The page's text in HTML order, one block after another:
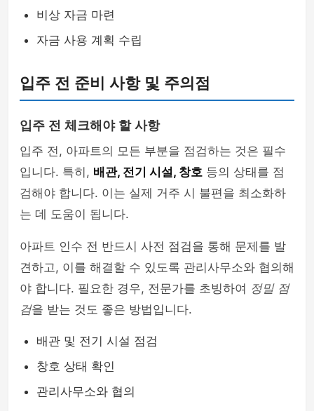
비상 자금 마련
자금 사용 계획 수립
입주 전 준비 사항 및 주의점
입주 전 체크해야 할 사항
입주 전, 아파트의 모든 부분을 점검하는 것은 필수
입니다. 특히, 배관, 전기 시설, 창호 등의 상태를 점
검해야 합니다. 이는 실제 거주 시 불편을 최소화하
는 데 도움이 됩니다.
아파트 인수 전 반드시 사전 점검을 통해 문제를 발
견하고, 이를 해결할 수 있도록 관리사무소와 협의해
야 합니다. 필요한 경우, 전문가를 초빙하여 정밀 점
검을 받는 것도 좋은 방법입니다.
배관 및 전기 시설 점검
창호 상태 확인
관리사무소와 협의